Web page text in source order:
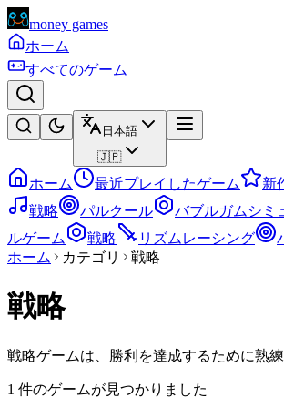
money games
ホーム
すべてのゲーム
日本語
🇯🇵
ホーム 最近プレイしたゲーム 新
戦略
パルクール バブルガムシミ
ルゲーム
戦略 リズムレーシング
ホーム
カテゴリ 戦略
戦略
戦略ゲームは、勝利を達成するために熟
1 件のゲームが見つかりました